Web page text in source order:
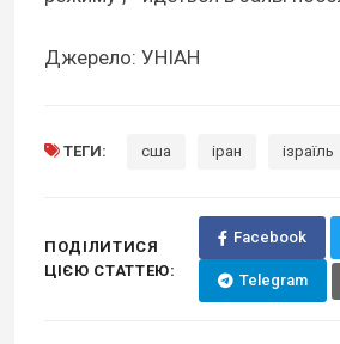
Джерело: УНІАН
ТЕГИ: сша іран ізраїль
ПОДІЛИТИСЯ
ЦІЄЮ СТАТТЕЮ:
Facebook
Telegram